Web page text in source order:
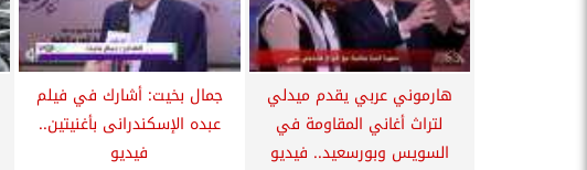
هارموني عربي يقدم ميدلي
لتراث أغاني المقاومة في
السويس وبورسعيد.. فيديو
جمال بخيت: أشارك في فيلم
عبده الإسكندرانى بأغنيتين..
فيديو